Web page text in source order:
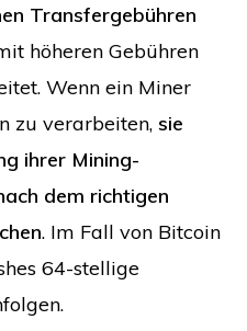
Transfergebühren
höheren Gebühren
Wenn ein Miner
zu verarbeiten,sie
ihrer Mining-
dem richtigen
. Im Fall von Bitcoin
64-stellige